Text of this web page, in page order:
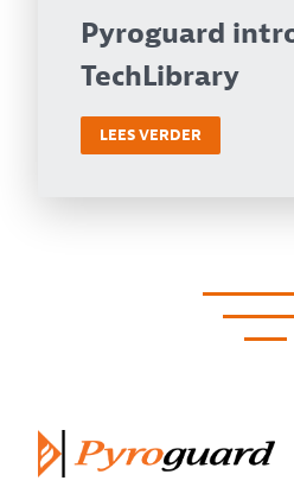
Pyroguard
TechLibrary
LEES VERDER